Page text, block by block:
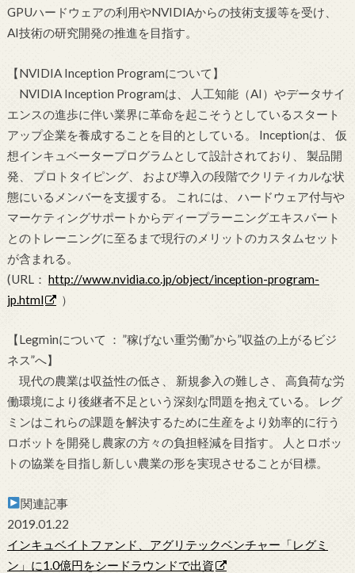
GPUハードウェアの利用やNVIDIAからの技術支援等を受け、
AI技術の研究開発の推進を目指す。
【NVIDIA Inception Programについて】
NVIDIA Inception Programは、 人工知能（AI）やデータサイ
エンスの進歩に伴い業界に革命を起こそうとしているスタート
アップ企業を養成することを目的としている。 Inceptionは、 仮
想インキュベータープログラムとして設計されており、 製品開
発、 プロトタイピング、 および導入の段階でクリティカルな状
態にいるメンバーを支援する。 これには、 ハードウェア付与や
マーケティングサポートからディープラーニングエキスパート
とのトレーニングに至るまで現行のメリットのカスタムセット
が含まれる。
(URL： http://www.nvidia.co.jp/object/inception-program-
jp.html
）
【Legminについて ： ”稼げない重労働”から”収益の上がるビジ
ネス”へ】
現代の農業は収益性の低さ、 新規参入の難しさ、 高負荷な労
働環境により後継者不足という深刻な問題を抱えている。 レグ
ミンはこれらの課題を解決するために生産をより効率的に行う
ロボットを開発し農家の方々の負担軽減を目指す。 人とロボッ
トの協業を目指し新しい農業の形を実現させることが目標。
関連記事
2019.01.22
インキュベイトファンド、アグリテックベンチャー「レグミ
ン」に1.0億円をシードラウンドで出資